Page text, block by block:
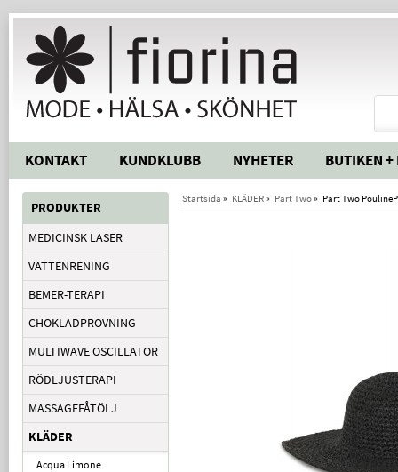
KONTAKT KUNDKLUBB NYHETER BUTIKEN +
PRODUKTER
MEDICINSK LASER
VATTENRENING
BEMER-TERAPI
CHOKLADPROVNING
MULTIWAVE OSCILLATOR
RÖDLJUSTERAPI
MASSAGEFÅTÖLJ
KLÄDER
Acqua Limone
Startsida » KLÄDER» Part Two» Part Two